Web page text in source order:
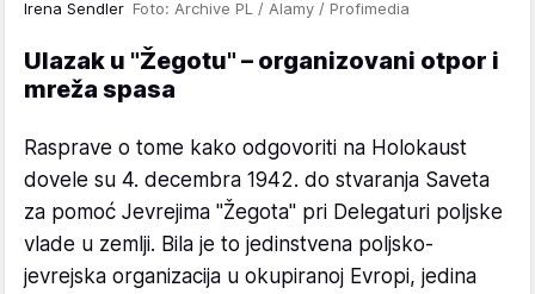
Irena Sendler Foto: Archive PL / Alamy / Profimedia
Ulazak u "Žegotu" – organizovani otpor i
mreža spasa
Rasprave o tome kako odgovoriti na Holokaust
dovele su 4. decembra 1942. do stvaranja Saveta
za pomoć Jevrejima "Žegota" pri Delegaturi poljske
vlade u zemlji. Bila je to jedinstvena poljsko-
jevrejska organizacija u okupiranoj Evropi, jedina